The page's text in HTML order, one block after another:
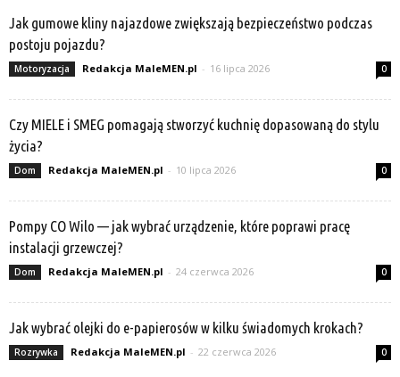
Jak gumowe kliny najazdowe zwiększają bezpieczeństwo podczas
postoju pojazdu?
Motoryzacja Redakcja MaleMEN.pl - 16 lipca 2026 0
Czy MIELE i SMEG pomagają stworzyć kuchnię dopasowaną do stylu
życia?
Dom Redakcja MaleMEN.pl - 10 lipca 2026 0
Pompy CO Wilo — jak wybrać urządzenie, które poprawi pracę
instalacji grzewczej?
Dom Redakcja MaleMEN.pl - 24 czerwca 2026 0
Jak wybrać olejki do e-papierosów w kilku świadomych krokach?
Rozrywka Redakcja MaleMEN.pl - 22 czerwca 2026 0